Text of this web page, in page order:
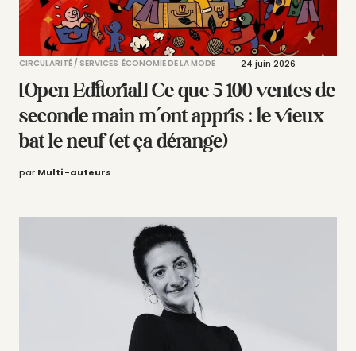
CIRCULARITÉ / SERVICES ÉCONOMIE DE LA MODE 24 juin 2026
[Open Editorial] Ce que 5 100 ventes de
seconde main m’ont appris : le vieux
bat le neuf (et ça dérange)
par Multi -auteurs